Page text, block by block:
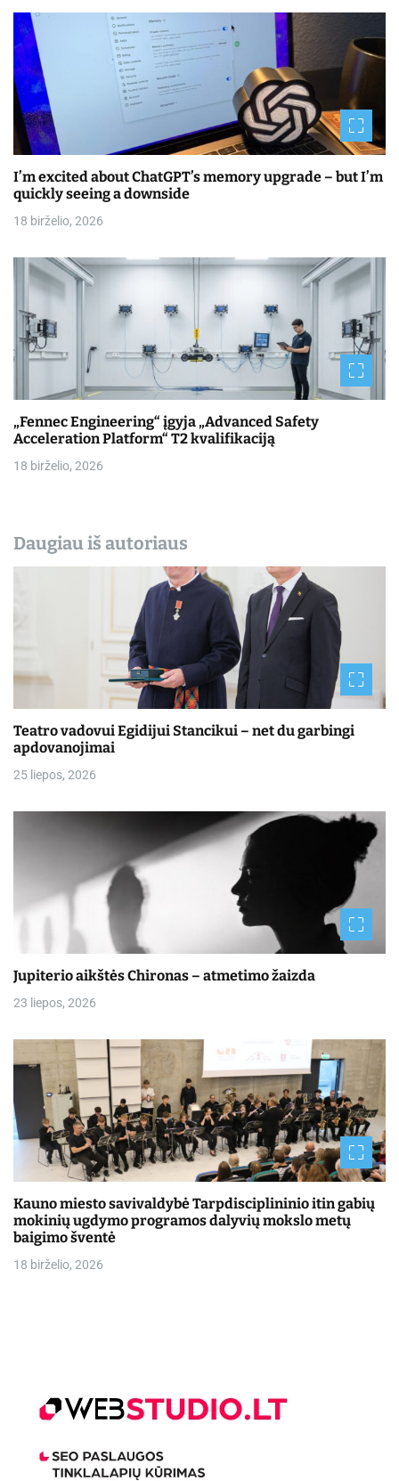
I’m excited about ChatGPT’s memory upgrade – but I’m
quickly seeing a downside
18 birželio, 2026
„Fennec Engineering“ įgyja „Advanced Safety
Acceleration Platform“ T2 kvalifikaciją
18 birželio, 2026
Daugiau iš autoriaus
Teatro vadovui Egidijui Stancikui – net du garbingi
apdovanojimai
25 liepos, 2026
Jupiterio aikštės Chironas – atmetimo žaizda
23 liepos, 2026
Kauno miesto savivaldybė Tarpdisciplininio itin gabių
mokinių ugdymo programos dalyvių mokslo metų
baigimo šventė
18 birželio, 2026